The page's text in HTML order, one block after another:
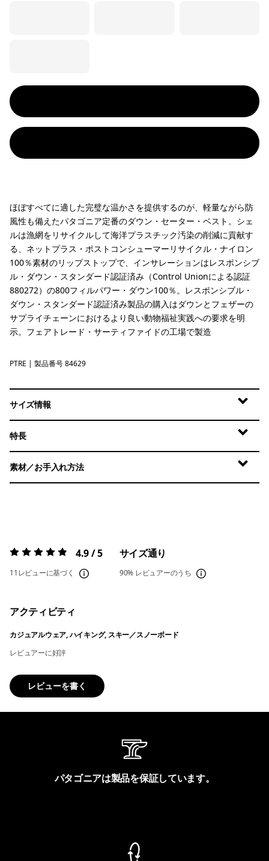
ほぼすべてに適した完璧な温かさを提供するのが、軽量ながら防
風性も備えたパタゴニア定番のダウン・セーター・ベスト。シェ
ルは漁網をリサイクルして海洋プラスチック汚染の削減に貢献す
る、ネットプラス・ポストコンシューマーリサイクル・ナイロン
100％素材のリップストップで、インサレーションはレスポンシブ
ル・ダウン・スタンダード認証済み（Control Unionによる認証
880272）の800フィルパワー・ダウン100％。レスポンシブル・
ダウン・スタンダード認証済み製品の購入はダウンとフェザーの
サプライチェーンにおけるより良い動物福祉実践への要求を明
示。フェアトレード・サーティファイドの工場で製造
Potters Red
PTRE | 製品番号 84629
サイズ情報
特長
素材／お手入れ方法
評価:4.9 / 5 4.9 / 5
11レビューに基づく
サイズ通り
90% レビュアーのうち
アクティビティ
カジュアルウェア, ハイキング, スキー／スノーボード
レビュアーに好評
レビューを書く
パタゴニアは製品を保証しています。